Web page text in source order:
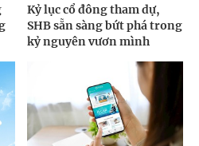
Kỷ lục cổ đông tham dự,
SHB sẵn sàng bứt phá trong
kỷ nguyên vươn mình